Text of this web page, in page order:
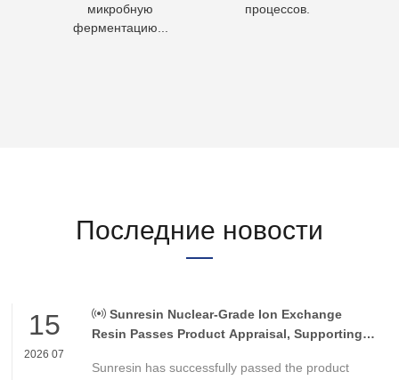
микробную
ферментацию...
процессов.
Последние новости
15
2026 07
Sunresin Nuclear-Grade Ion Exchange
Resin Passes Product Appraisal, Supporting
Control
Sunresin has successfully passed the product